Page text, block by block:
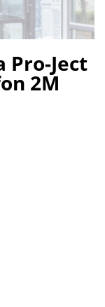
Ject
2M